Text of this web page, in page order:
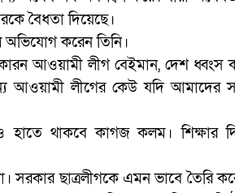
বৈধতা দিয়েছে।
অভিযোগ করেন তিনি।
কারন আওয়ামী লীগ বেইমান, দেশ ধ্বংস
আওয়ামী লীগের কেউ যদি আমাদের
হাতে থাকবে কাগজ কলম। শিক্ষার
সরকার ছাত্রলীগকে এমন ভাবে তৈরি